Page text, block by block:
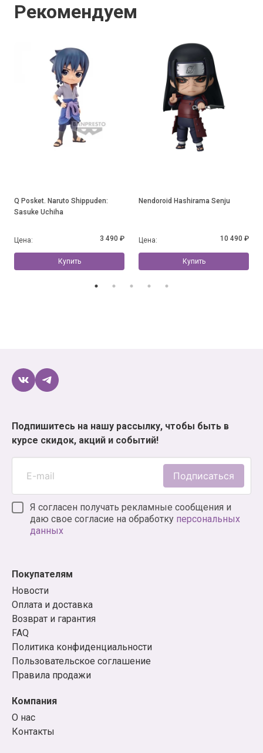
Рекомендуем
Q Posket. Naruto Shippuden:
Sasuke Uchiha
Цена: 3 490 ₽
Купить
Nendoroid Hashirama Senju
Цена: 10 490 ₽
Купить
Подпишитесь на нашу рассылку, чтобы быть в
курсе скидок, акций и событий!
Подписаться
Я согласен получать рекламные сообщения и
даю свое согласие на обработку персональных
данных
Покупателям
Новости
Оплата и доставка
Возврат и гарантия
FAQ
Политика конфиденциальности
Пользовательское соглашение
Правила продажи
Компания
О нас
Контакты